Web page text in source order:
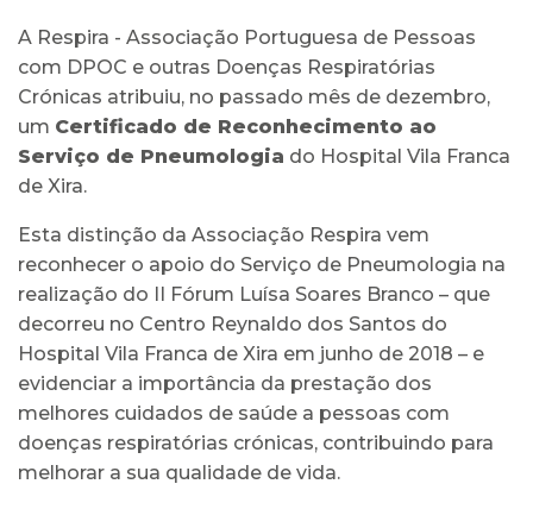
A Respira - Associação Portuguesa de Pessoas
com DPOC e outras Doenças Respiratórias
Crónicas atribuiu, no passado mês de dezembro,
um Certificado de Reconhecimento ao
Serviço de Pneumologia do Hospital Vila Franca
de Xira.
Esta distinção da Associação Respira vem
reconhecer o apoio do Serviço de Pneumologia na
realização do II Fórum Luísa Soares Branco – que
decorreu no Centro Reynaldo dos Santos do
Hospital Vila Franca de Xira em junho de 2018 – e
evidenciar a importância da prestação dos
melhores cuidados de saúde a pessoas com
doenças respiratórias crónicas, contribuindo para
melhorar a sua qualidade de vida.